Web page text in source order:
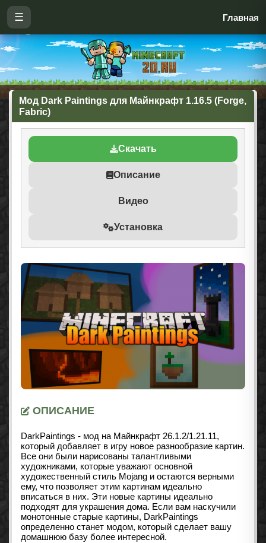
☰ Главная
Мод Dark Paintings для Майнкрафт 1.16.5 (Forge,
Fabric)
Скачать
Описание
Видео
Установка
ОПИСАНИЕ
DarkPaintings - мод на Майнкрафт 26.1.2/1.21.11,
который добавляет в игру новое разнообразие картин.
Все они были нарисованы талантливыми
художниками, которые уважают основной
художественный стиль Mojang и остаются верными
ему, что позволяет этим картинам идеально
вписаться в них. Эти новые картины идеально
подходят для украшения дома. Если вам наскучили
монотонные старые картины, DarkPaintings
определенно станет модом, который сделает вашу
домашнюю базу более интересной.